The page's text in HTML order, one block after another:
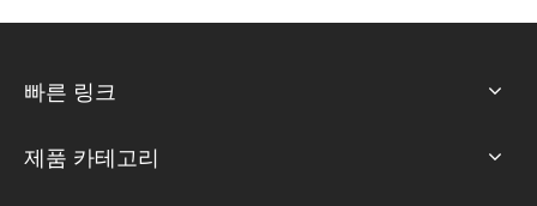
빠른 링크
제품 카테고리